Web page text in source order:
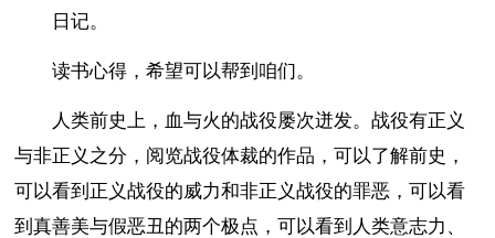
日记。
读书心得，希望可以帮到咱们。
人类前史上，血与火的战役屡次迸发。战役有正义
与非正义之分，阅览战役体裁的作品，可以了解前史，
可以看到正义战役的威力和非正义战役的罪恶，可以看
到真善美与假恶丑的两个极点，可以看到人类意志力、